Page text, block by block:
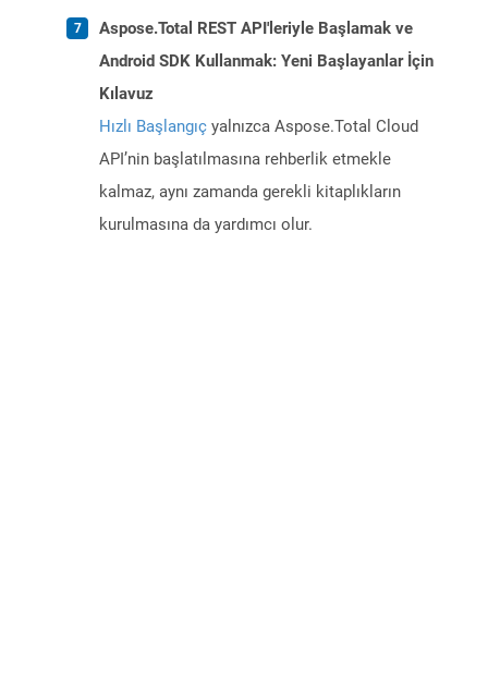
Aspose.Total REST API'leriyle Başlamak ve
Android SDK Kullanmak: Yeni Başlayanlar İçin
Kılavuz
Hızlı Başlangıç yalnızca Aspose.Total Cloud
API’nin başlatılmasına rehberlik etmekle
kalmaz, aynı zamanda gerekli kitaplıkların
kurulmasına da yardımcı olur.